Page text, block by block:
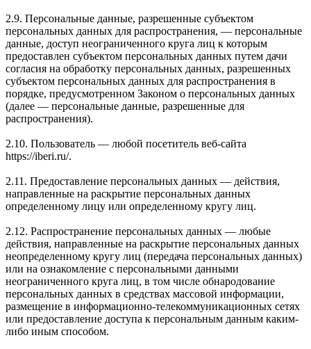
2.9. Персональные данные, разрешенные субъектом
персональных данных для распространения, — персональные
данные, доступ неограниченного круга лиц к которым
предоставлен субъектом персональных данных путем дачи
согласия на обработку персональных данных, разрешенных
субъектом персональных данных для распространения в
порядке, предусмотренном Законом о персональных данных
(далее — персональные данные, разрешенные для
распространения).
2.10. Пользователь — любой посетитель веб-сайта
https://iberi.ru/.
2.11. Предоставление персональных данных — действия,
направленные на раскрытие персональных данных
определенному лицу или определенному кругу лиц.
2.12. Распространение персональных данных — любые
действия, направленные на раскрытие персональных данных
неопределенному кругу лиц (передача персональных данных)
или на ознакомление с персональными данными
неограниченного круга лиц, в том числе обнародование
персональных данных в средствах массовой информации,
размещение в информационно-телекоммуникационных сетях
или предоставление доступа к персональным данным каким-
либо иным способом.